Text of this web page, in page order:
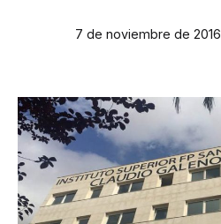
Publicada
7 de noviembre de 2016